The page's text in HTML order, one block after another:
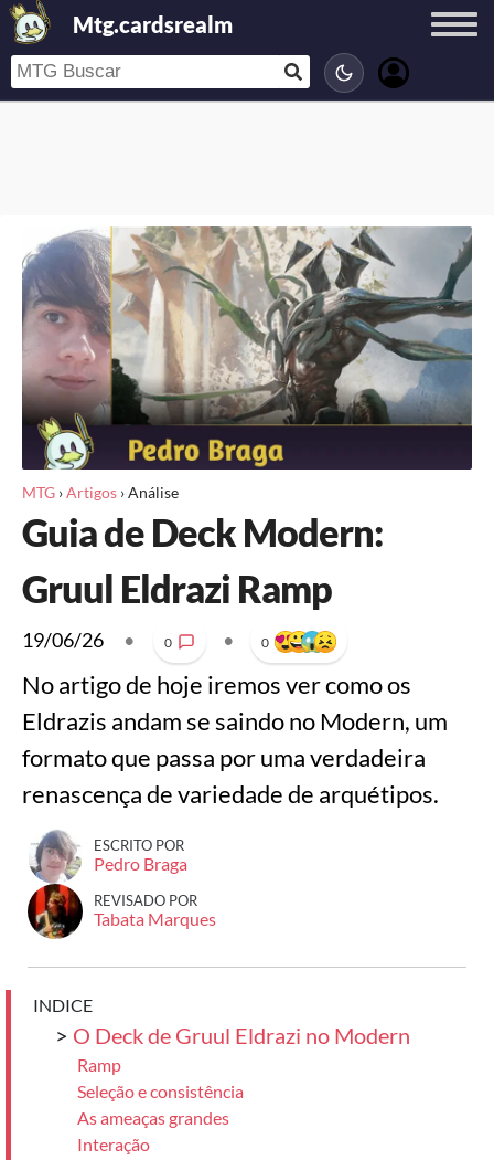
Mtg.cardsrealm
MTG ›Artigos ›Análise
Guia de Deck Modern:
Gruul Eldrazi Ramp
19/06/26 • 0 • 0
No artigo de hoje iremos ver como os
Eldrazis andam se saindo no Modern, um
formato que passa por uma verdadeira
renascença de variedade de arquétipos.
ESCRITO POR
Pedro Braga
REVISADO POR
Tabata Marques
INDICE
> O Deck de Gruul Eldrazi no Modern
Ramp
Seleção e consistência
As ameaças grandes
Interação